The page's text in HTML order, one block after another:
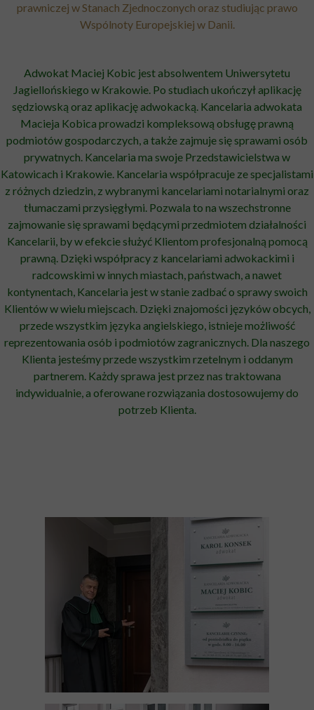
Adwokat Maciej Kobic jest absolwentem Uniwersytetu
Jagiellońskiego w Krakowie. Po studiach ukończył aplikację
sędziowską oraz aplikację adwokacką. Kancelaria adwokata
Macieja Kobica prowadzi kompleksową obsługę prawną
podmiotów gospodarczych, a także zajmuje się sprawami osób
prywatnych. Kancelaria ma swoje Przedstawicielstwa w
Katowicach i Krakowie. Kancelaria współpracuje ze specjalistami
z różnych dziedzin, z wybranymi kancelariami notarialnymi oraz
tłumaczami przysięgłymi. Pozwala to na wszechstronne
zajmowanie się sprawami będącymi przedmiotem działalności
Kancelarii, by w efekcie służyć Klientom profesjonalną pomocą
prawną. Dzięki współpracy z kancelariami adwokackimi i
radcowskimi w innych miastach, państwach, a nawet
kontynentach, Kancelaria jest w stanie zadbać o sprawy swoich
Klientów w wielu miejscach. Dzięki znajomości języków obcych,
przede wszystkim języka angielskiego, istnieje możliwość
reprezentowania osób i podmiotów zagranicznych. Dla naszego
Klienta jesteśmy przede wszystkim rzetelnym i oddanym
partnerem. Każdy sprawa jest przez nas traktowana
indywidualnie, a oferowane rozwiązania dostosowujemy do
potrzeb Klienta.
prawniczej w Stanach Zjednoczonych oraz studiując prawo
Wspólnoty Europejskiej w Danii.